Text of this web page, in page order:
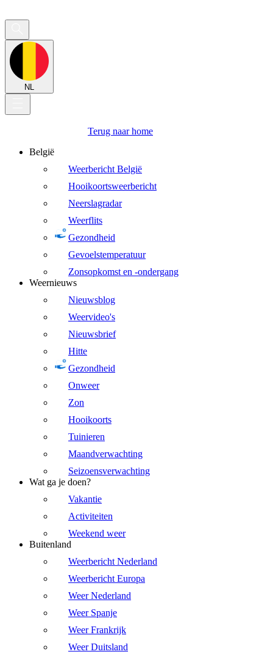
NL
Terug naar home
België
Weerbericht België
Hooikoortsweerbericht
Neerslagradar
Weerflits
Gezondheid
Gevoelstemperatuur
Zonsopkomst en -ondergang
Weernieuws
Nieuwsblog
Weervideo's
Nieuwsbrief
Hitte
Gezondheid
Onweer
Zon
Hooikoorts
Tuinieren
Maandverwachting
Seizoensverwachting
Wat ga je doen?
Vakantie
Activiteiten
Weekend weer
Buitenland
Weerbericht Nederland
Weerbericht Europa
Weer Nederland
Weer Spanje
Weer Frankrijk
Weer Duitsland